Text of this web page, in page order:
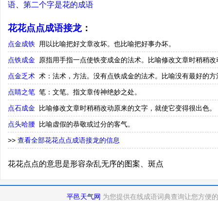
语
第二个字是花的成语
花花点点成语接龙：
点金成铁 用以比喻把好文章改坏。也比喻把好事办坏。
点铁成金 原指用手指一点使铁变成金的法术。比喻修改文章时稍稍
点金乏术 术：法术，方法。没有点铁成金的法术。比喻没有最好的
点睛之笔 笔：文笔。指文章传神绝妙之处。
点石成金 比喻修改文章时稍稍改动原来的文字，就使它变得很出色。
点头哈腰 比喻虚假的恭敬或过分的客气。
>> 查看全部花花点点成语接龙的信息
花花点点的意思是形容杂乱无序的图案、斑点
平邑天气网 为您提供在线成语词典查询让您方便